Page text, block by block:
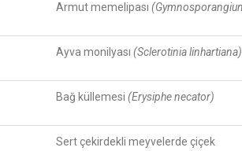
Armut memelipası
Ayva monilyası (Sclerotinia linhartiana)
Bağ küllemesi (Erysiphe necator)
Sert çekirdekli meyvelerde çiçek